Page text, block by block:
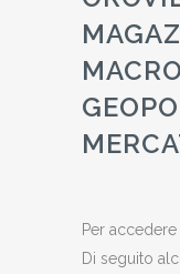
Per
Di seguito